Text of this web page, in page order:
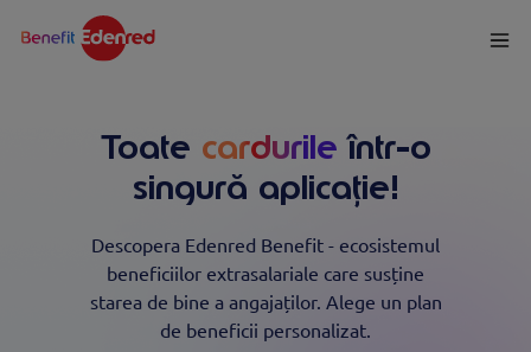
Toate avantajeleîntr-
o singură aplicație!
Descopera Edenred Benefit - ecosistemul
beneficiilor extrasalariale care susține
starea de bine a angajaților. Alege un plan
de beneficii personalizat.